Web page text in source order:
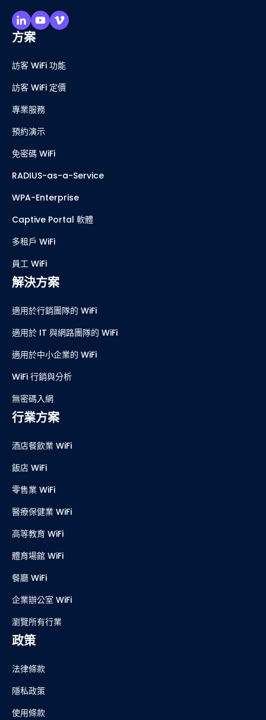
方案
訪客 WiFi 功能
訪客 WiFi 定價
專業服務
預約演示
免密碼 WiFi
RADIUS-as-a-Service
WPA-Enterprise
Captive Portal 軟體
多租戶 WiFi
員工 WiFi
解決方案
適用於行銷團隊的 WiFi
適用於 IT 與網路團隊的 WiFi
適用於中小企業的 WiFi
WiFi 行銷與分析
無密碼入網
行業方案
酒店餐飲業 WiFi
飯店 WiFi
零售業 WiFi
醫療保健業 WiFi
高等教育 WiFi
體育場館 WiFi
餐廳 WiFi
企業辦公室 WiFi
瀏覽所有行業
政策
法律條款
隱私政策
使用條款